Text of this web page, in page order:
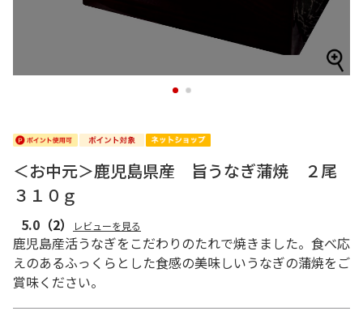
1 2
＜お中元＞鹿児島県産 旨うなぎ蒲焼 ２尾
３１０ｇ
5.0 （2） レビューを見る
鹿児島産活うなぎをこだわりのたれで焼きました。食べ応
えのあるふっくらとした食感の美味しいうなぎの蒲焼をご
賞味ください。